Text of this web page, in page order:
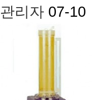
관리자 07-10